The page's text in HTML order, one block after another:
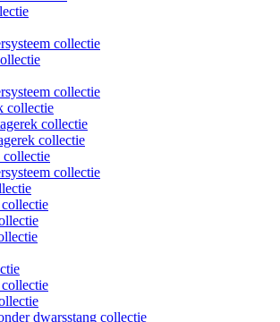
collectie
collectie
collectie
collectie
collectie
collectie
collectie
dwarsstang collectie